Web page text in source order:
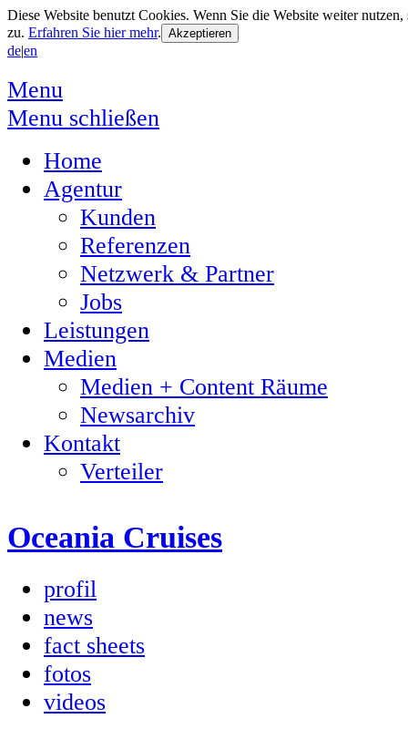
Diese Website benutzt Cookies. Wenn Sie die Website weiter
zu. Erfahren Sie hier mehr.
de|en
Menu
Menu schließen
Home
Agentur
Kunden
Referenzen
Netzwerk & Partner
Jobs
Leistungen
Medien
Medien + Content Räume
Newsarchiv
Kontakt
Verteiler
Oceania Cruises
profil
news
fact sheets
fotos
videos